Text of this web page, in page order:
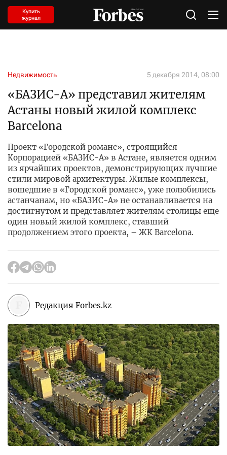
Купить
журнал
Недвижимость 5 декабря 2014, 08:00
«БАЗИС-А» представил жителям
Астаны новый жилой комплекс
Barcelona
Проект «Городской романс», строящийся
Корпорацией «БАЗИС-А» в Астане, является одним
из ярчайших проектов, демонстрирующих лучшие
стили мировой архитектуры. Жилые комплексы,
вошедшие в «Городской романс», уже полюбились
астанчанам, но «БАЗИС-А» не останавливается на
достигнутом и представляет жителям столицы еще
один новый жилой комплекс, ставший
продолжением этого проекта, – ЖК Barcelona.
Редакция Forbes.kz